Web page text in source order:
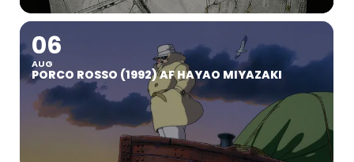
06
AUG
PORCO ROSSO (1992) AF HAYAO MIYAZAKI